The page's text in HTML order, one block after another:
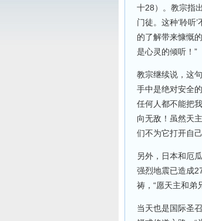
十28）。教宗指
门徒。这种‘聆听
的了解带来慷慨
是心灵的倾听！”
教宗继续说，这
手中是绝对安全
任何人都不能把
向无敌！虽然天
们不为它打开自
另外，日本和厄
强烈地震已造成
祷，“愿天主和弟
当天也是国际圣